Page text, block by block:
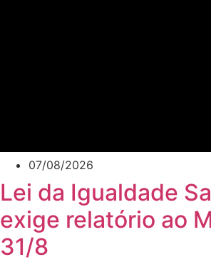
07/08/2026
Lei da Igualdade
exige relatório ao
31/8